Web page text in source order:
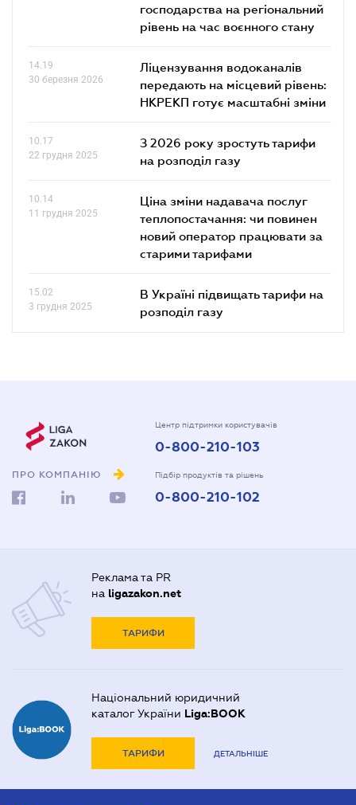
господарства на регіональний
рівень на час воєнного стану
14.19
30 березня 2026
Ліцензування водоканалів
передають на місцевий рівень:
НКРЕКП готує масштабні зміни
10.17
22 грудня 2025
З 2026 року зростуть тарифи
на розподіл газу
10.14
11 грудня 2025
Ціна зміни надавача послуг
теплопостачання: чи повинен
новий оператор працювати за
старими тарифами
15.02
3 грудня 2025
В Україні підвищать тарифи на
розподіл газу
ПРО КОМПАНІЮ
Центр підтримки користувачів
0-800-210-103
Підбір продуктів та рішень
0-800-210-102
Реклама та PR
на ligazakon.net
ТАРИФИ
Національний юридичний
каталог України Liga:BOOK
ТАРИФИ ДЕТАЛЬНІШЕ